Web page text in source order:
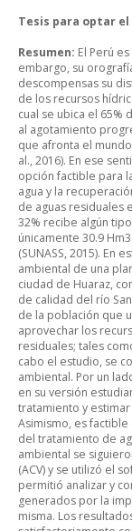
Tesis para optar
Resumen: El Perú
embargo, su
descompensas su
de los recursos
cual se ubica el 65%
al agotamiento
que afronta el
al., 2016). En ese
opción factible para
agua y la
de aguas residuales
32% recibe algún
únicamente 30.9
(SUNASS, 2015). En
ambiental de una
ciudad de Huaraz,
de calidad del río
de la población que
aprovechar los
residuales; tales
cabo el estudio, se
ambiental. Por un
en su versión
tratamiento y
Asimismo, es
del tratamiento de
ambiental se
(ACV) y se utilizó el
permitió analizar y
generados por la
misma. Los